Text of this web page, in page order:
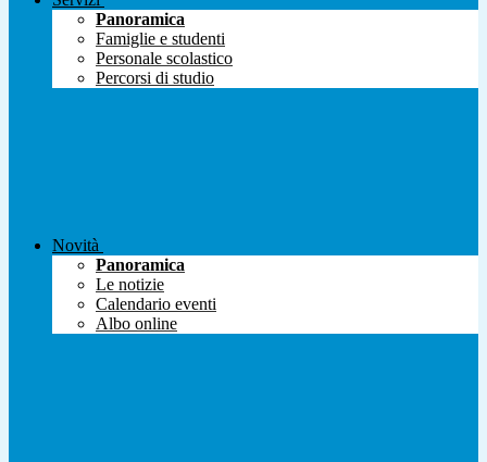
Panoramica
Famiglie e studenti
Personale scolastico
Percorsi di studio
Novità
Panoramica
Le notizie
Calendario eventi
Albo online